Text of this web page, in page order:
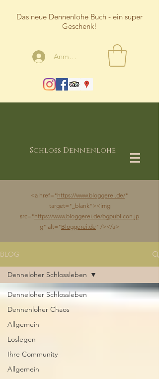
Das neue Dennenlohe Buch - ein super
Geschenk!
Anmelden
Schloss Dennenlohe
<a href="https://www.bloggerei.de/"
target="_blank"><img
src="https://www.bloggerei.de/bgpublicon.jp
g" alt="Bloggerei.de " /></a>
BLOG
Denneloher Schlossleben
Dennenloher Chaos
Allgemein
Loslegen
Ihre Community
Allgemein
Denneloher Schlossleben